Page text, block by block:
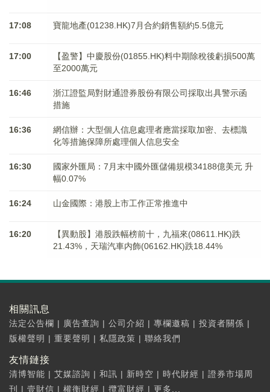
17:08 寶龍地產(01238.HK)7月合約銷售額約5.5億元
17:00
【盈警】中慶股份(01855.HK)料中期除稅後虧損500萬
至2000萬元
16:46
浙江證監局對財通證券股份有限公司採取出具警示函
措施
16:36
網信辦：大型個人信息處理者應當採取加密、去標識
化等措施保障所處理個人信息安全
16:30
國家外匯局：7月末中國外匯儲備規模34188億美元 升
幅0.07%
16:24 山金國際：港股上市工作正常推進中
16:20
【異動股】港股跌幅榜前十，九福來(08611.HK)跌
21.43%，天瑞汽車内飾(06162.HK)跌18.44%
相關訊息
法定公告欄 | 廣告查詢 | 公司介紹 | 專欄邀稿 | 投資者關係 |
版權聲明 | 重要聲明 | 私隱政策 | 聯絡我們
友情鏈接
清博智能 | 艾媒諮詢 | 和訊 | 新時空 | 時代財經 | 證券市場周
刊
| 壹財信 | 權衡財經 | 攬富財經 | 更多...